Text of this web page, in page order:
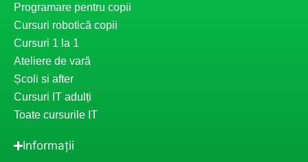
Programare pentru copii
Cursuri robotică copii
Cursuri 1 la 1
Ateliere de vară
Școli si after
Cursuri IT adulți
Toate cursurile IT
Informații